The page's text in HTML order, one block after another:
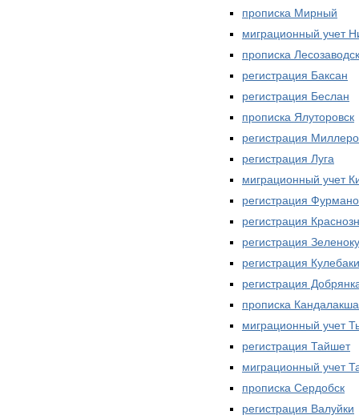
прописка Мирный
миграционный учет
прописка Лесозаводск
регистрация Баксан
регистрация Беслан
прописка Ялуторовск
регистрация
регистрация Луга
миграционный учет
регистрация
регистрация
регистрация
регистрация Кулебаки
регистрация
прописка Кандалакша
миграционный учет
регистрация Тайшет
миграционный учет
прописка Сердобск
регистрация Валуйки